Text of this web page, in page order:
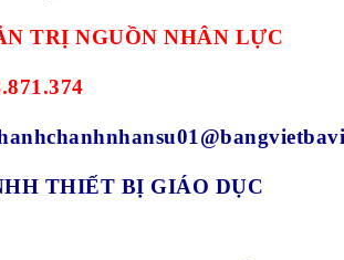
TRỊ NGUỒN NHÂN LỰC
THIẾT BỊ GIÁO DỤC